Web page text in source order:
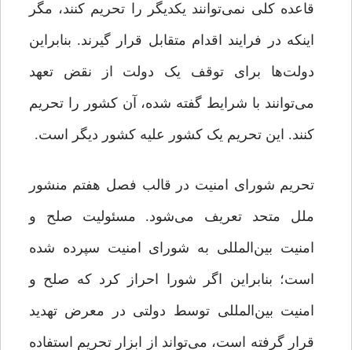
قاعده کلی نمی‌توانند یکدیگر را تحریم کنند، مگر
اینکه در فرایند اقدام متقابل قرار گیرند. بنابراین
دولت‌ها برای توقف یک دولت از نقض تعهد
می‌توانند با شرایط گفته شده، آن کشور را تحریم
کنند. این تحریم یک کشور علیه کشور دیگر است.
تحریم شورای امنیت در قالب فصل هفتم منشور
ملل متحد تعریف می‌شود. مسئولیت صلح و
امنیت بین‌المللی به شورای امنیت سپرده شده
است؛ بنابراین اگر شورا احراز کرد که صلح و
امنیت بین‌المللی توسط دولتی در معرض تهدید
قرار گرفته است، می‌تواند از ابزار تحریم استفاده